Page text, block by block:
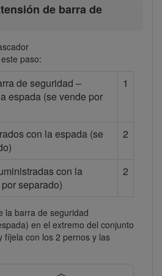
de barra de
paso:
de seguridad –
espada (se vende por
1
con la espada (se
2
con la
separado)
2
la barra de seguridad
en el extremo del conjunto
fíjela con los 2 pernos y las